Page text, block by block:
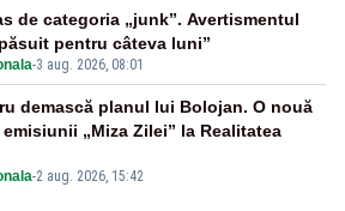
-3 aug. 2026, 08:01
de categoria „junk”. Avertismentul
pentru câteva luni”
-2 aug. 2026, 15:42
demască planul lui Bolojan. O nouă
„Miza Zilei” la Realitatea